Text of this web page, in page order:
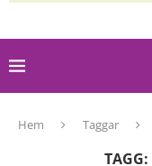
Hem Taggar
TAGG: